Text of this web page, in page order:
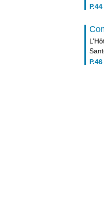
P.44
P.46